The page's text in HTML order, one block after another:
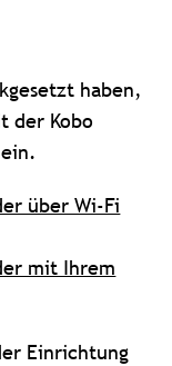
haben,
der Kobo
über Wi-Fi
mit Ihrem
Einrichtung